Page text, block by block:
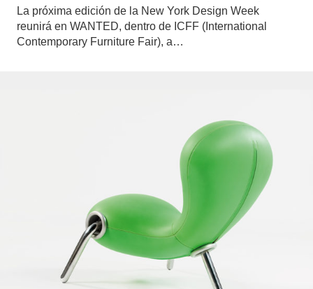
La próxima edición de la New York Design Week
reunirá en WANTED, dentro de ICFF (International
Contemporary Furniture Fair), a…